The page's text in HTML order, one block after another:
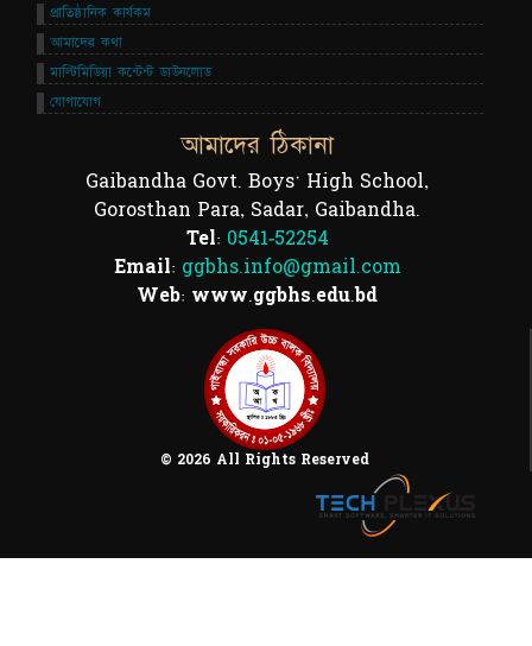
© 2026 All Rights Reserved
আমাদের ঠিকানা
Gaibandha Govt. Boys' High School,
Gorosthan Para, Sadar, Gaibandha.
Tel: 0541-52254
Email: ggbhs.info@gmail.com
Web: www.ggbhs.edu.bd
প্রাতিষ্ঠানিক কার্যকম
আমাদের কথা
মাল্টিমিডিয়া কন্টেন্ট ডাউনলোড
যোগাযোগ